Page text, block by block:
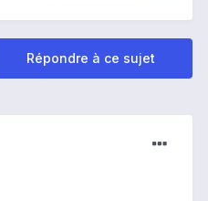
Répondre à ce sujet